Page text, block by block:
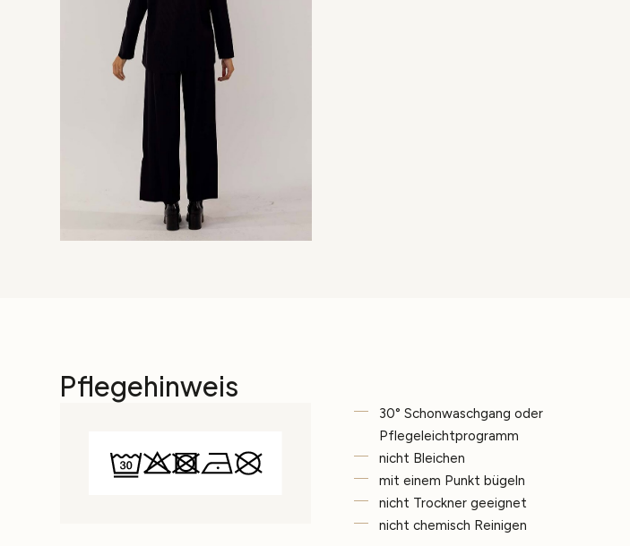
Pflegehinweis
30° Schonwaschgang oder
Pflegeleichtprogramm
nicht Bleichen
mit einem Punkt bügeln
nicht Trockner geeignet
nicht chemisch Reinigen